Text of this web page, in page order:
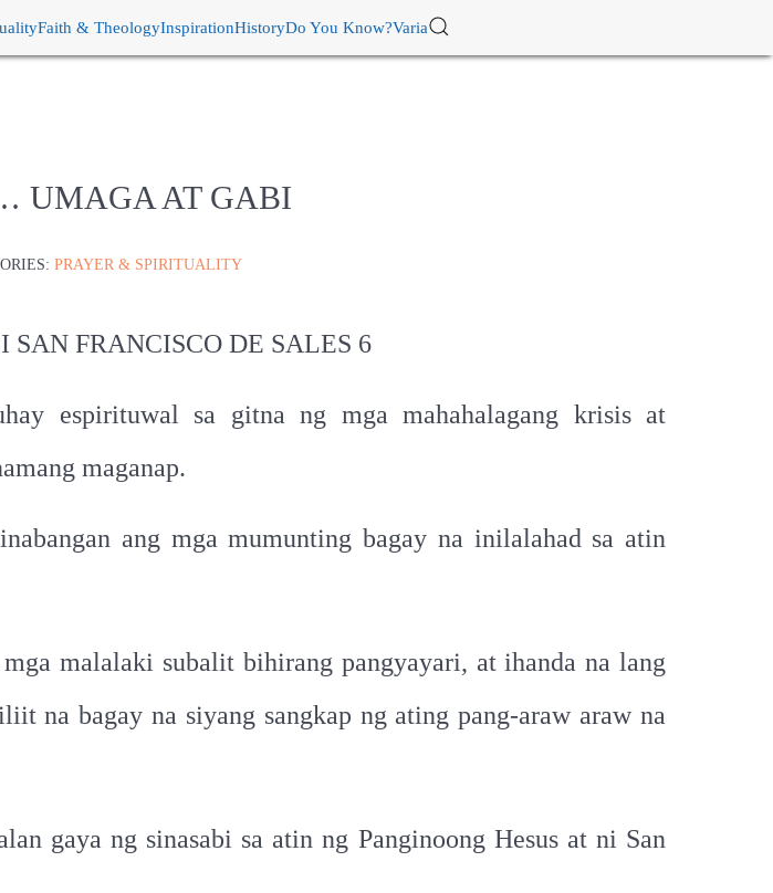
Faith & TheologyInspirationHistoryDo You Know?Varia
UMAGA AT GABI
PRAYER & SPIRITUALITY
FRANCISCO DE SALES 6
espirituwal sa gitna ng mga mahahalagang krisis at
maganap.
ang mga mumunting bagay na inilalahad sa atin
malalaki subalit bihirang pangyayari, at ihanda na lang
na bagay na siyang sangkap ng ating pang-araw araw na
gaya ng sinasabi sa atin ng Panginoong Hesus at ni San